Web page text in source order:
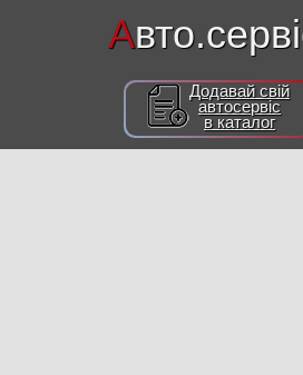
А
Додавай свій
автосервіс
в каталог